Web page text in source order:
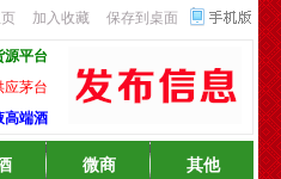
加入收藏 保存到桌面
源平台
应茅台
高端酒
微商 其他